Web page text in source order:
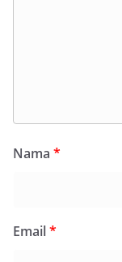
Nama *
Email*